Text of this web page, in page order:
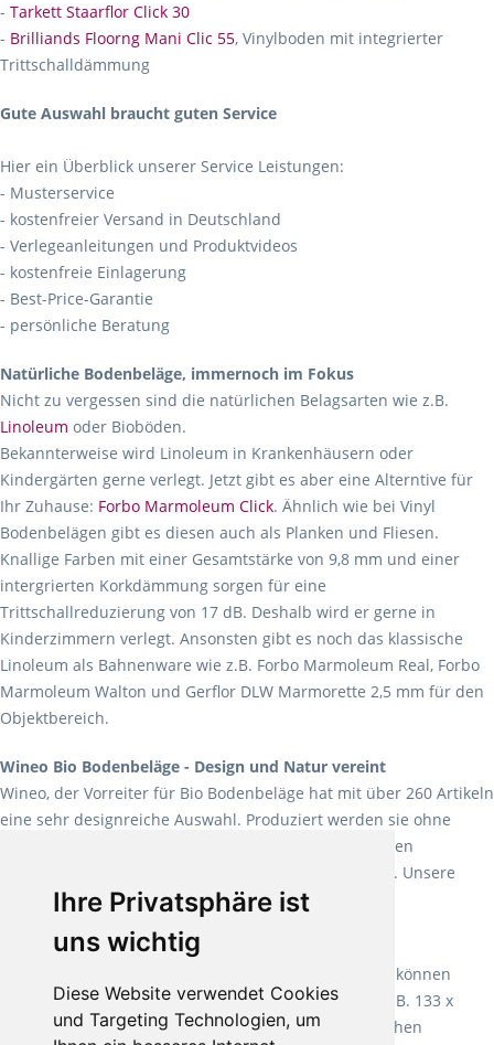
Ihre Privatsphäre ist
uns wichtig
Diese Website verwendet Cookies
und Targeting Technologien, um
- Tarkett Staarflor Click 30
- Brilliands Floorng Mani Clic 55, Vinylboden mit integrierter
Trittschalldämmung
Gute Auswahl braucht guten Service
Hier ein Überblick unserer Service Leistungen:
- Musterservice
- kostenfreier Versand in Deutschland
- Verlegeanleitungen und Produktvideos
- kostenfreie Einlagerung
- Best-Price-Garantie
- persönliche Beratung
Natürliche Bodenbeläge, immernoch im Fokus
Nicht zu vergessen sind die natürlichen Belagsarten wie z.B.
Linoleum oder Bioböden.
Bekannterweise wird Linoleum in Krankenhäusern oder
Kindergärten gerne verlegt. Jetzt gibt es aber eine Alterntive für
Ihr Zuhause: Forbo Marmoleum Click. Ähnlich wie bei Vinyl
Bodenbelägen gibt es diesen auch als Planken und Fliesen.
Knallige Farben mit einer Gesamtstärke von 9,8 mm und einer
intergrierten Korkdämmung sorgen für eine
Trittschallreduzierung von 17 dB. Deshalb wird er gerne in
Kinderzimmern verlegt. Ansonsten gibt es noch das klassische
Linoleum als Bahnenware wie z.B. Forbo Marmoleum Real, Forbo
Marmoleum Walton und Gerflor DLW Marmorette 2,5 mm für den
Objektbereich.
Wineo Bio Bodenbeläge - Design und Natur vereint
Wineo, der Vorreiter für Bio Bodenbeläge hat mit über 260 Artikeln
eine sehr designreiche Auswahl. Produziert werden sie ohne
Weichmacher und Lösungsmittel. Mit allen verfügbaren
Verlegearten ist er für jegliche Bauvorhaben attraktiv. Unsere
Empfehlung:Wineo 1000 Multi Layer XXL.
Teppiche für ein angenehmes Laufgefühl
machen es schon lange vor. Sie können
Teppich in Ihrem gewünschten Sondermaß kaufen, z.B. 133 x
60cm. Vor allem in Schlafzimmern aufgrund der weichen